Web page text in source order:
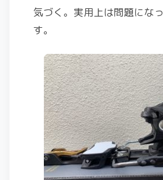
気づく。実用上は問題にな
す。